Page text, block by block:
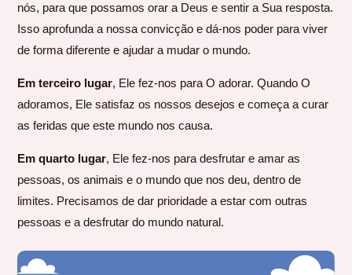
nós, para que possamos orar a Deus e sentir a Sua resposta.
Isso aprofunda a nossa convicção e dá-nos poder para viver
de forma diferente e ajudar a mudar o mundo.
Em terceiro lugar, Ele fez-nos para O adorar. Quando O
adoramos, Ele satisfaz os nossos desejos e começa a curar
as feridas que este mundo nos causa.
Em quarto lugar, Ele fez-nos para desfrutar e amar as
pessoas, os animais e o mundo que nos deu, dentro de
limites. Precisamos de dar prioridade a estar com outras
pessoas e a desfrutar do mundo natural.